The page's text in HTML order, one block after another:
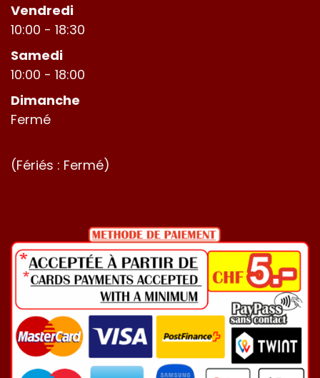
Vendredi
10:00 - 18:30
Samedi
10:00 - 18:00
Dimanche
Fermé
(Fériés : Fermé)